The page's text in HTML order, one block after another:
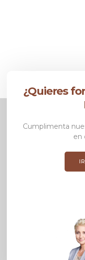
¿Quieres
Cumplimenta
en